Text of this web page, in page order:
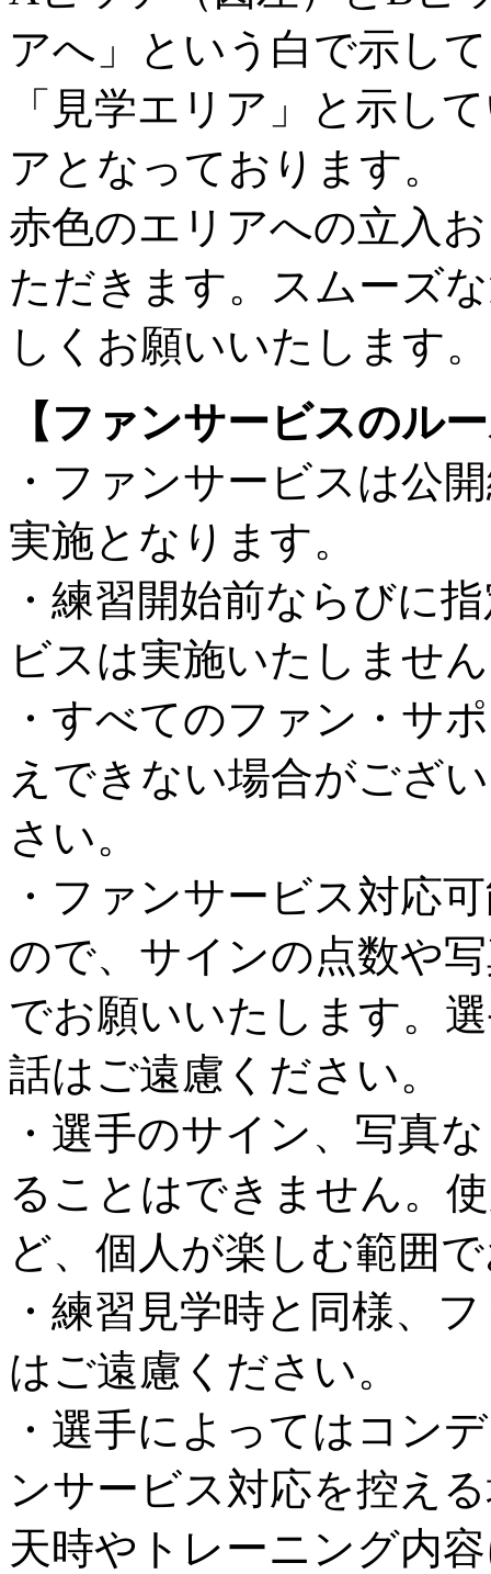
アへ」という白で示し
「見学エリア」と示し
アとなっております。
赤色のエリアへの立入
ただきます。スムーズ
しくお願いいたします。
【ファンサービスのル
・ファンサービスは公
実施となります。
・練習開始前ならびに
ビスは実施いたしませ
・すべてのファン・サ
えできない場合がござ
さい。
・ファンサービス対応
ので、サインの点数や
でお願いいたします。
話はご遠慮ください。
・選手のサイン、写真
ることはできません。
ど、個人が楽しむ範囲
・練習見学時と同様、
はご遠慮ください。
・選手によってはコン
ンサービス対応を控え
天時やトレーニング内